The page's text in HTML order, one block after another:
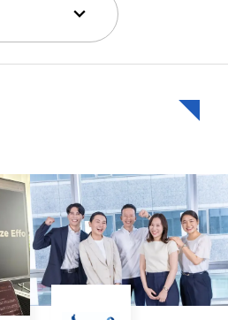
岐阜エリア
愛知エリア
滋賀エリア
大阪市エリア
堺・泉州エリア